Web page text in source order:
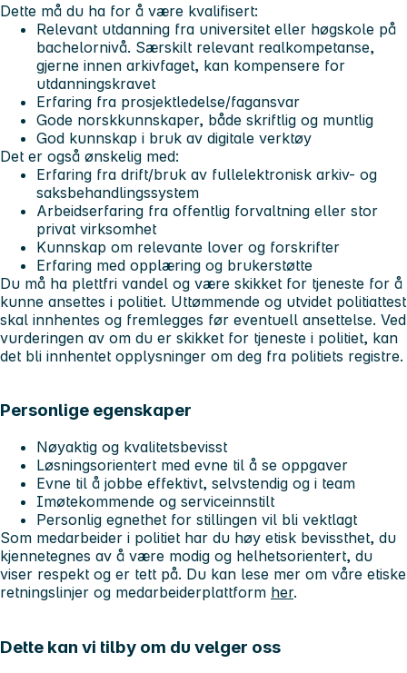
Dette må du ha for å være kvalifisert:
Relevant utdanning fra universitet eller høgskole på
bachelornivå. Særskilt relevant realkompetanse,
gjerne innen arkivfaget, kan kompensere for
utdanningskravet
Erfaring fra prosjektledelse/fagansvar
Gode norskkunnskaper, både skriftlig og muntlig
God kunnskap i bruk av digitale verktøy
Det er også ønskelig med:
Erfaring fra drift/bruk av fullelektronisk arkiv- og
saksbehandlingssystem
Arbeidserfaring fra offentlig forvaltning eller stor
privat virksomhet
Kunnskap om relevante lover og forskrifter
Erfaring med opplæring og brukerstøtte
Du må ha plettfri vandel og være skikket for tjeneste for å
kunne ansettes i politiet. Uttømmende og utvidet politiattest
skal innhentes og fremlegges før eventuell ansettelse. Ved
vurderingen av om du er skikket for tjeneste i politiet, kan
det bli innhentet opplysninger om deg fra politiets registre.
Personlige egenskaper
Nøyaktig og kvalitetsbevisst
Løsningsorientert med evne til å se oppgaver
Evne til å jobbe effektivt, selvstendig og i team
Imøtekommende og serviceinnstilt
Personlig egnethet for stillingen vil bli vektlagt
Som medarbeider i politiet har du høy etisk bevissthet, du
kjennetegnes av å være modig og helhetsorientert, du
viser respekt og er tett på. Du kan lese mer om våre etiske
retningslinjer og medarbeiderplattform her.
Dette kan vi tilby om du velger oss